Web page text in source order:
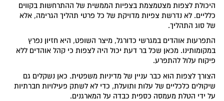
היכולת לצפות מצטמצמת בצפיות הממשית של ההתרחשות בקווים
כלליים. לא נדרשת צפיות מדויקת של כל פרטי תהליך הגרימה, אלא
של סוג התהליך.
התפרעות אוהדים במגרשי כדורגל, מיצר השופט, היא חזיון נפרץ
במקומותינו. מכאן שכל בר דעת יכול היה לצפות כי קהל אוהדים ללא
פיקוח עלול להתפרע.
הצורך לצפות הוא כבר עניין של מדיניות משפטית. כאן נשקלים גם
שיקולים כלכליים של עלות ותועלת, כדי לא לשתק פעילויות חברתיות
על ידי הטלת מעמסה כספית כבדה על המארגנים.